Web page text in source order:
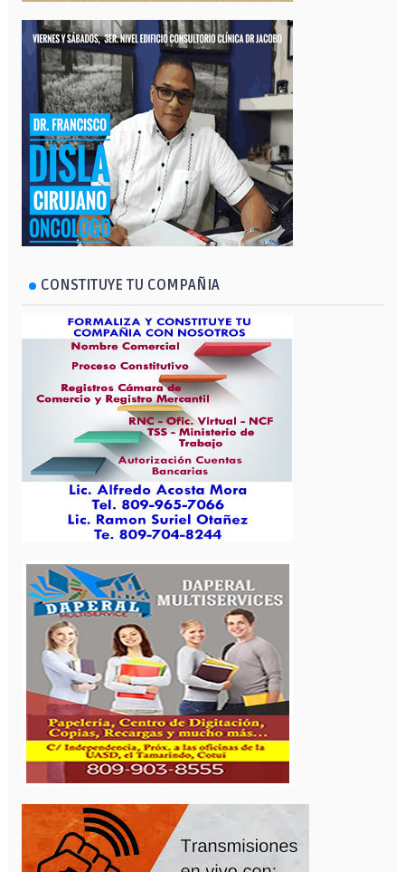
CONSTITUYE TU COMPAÑIA